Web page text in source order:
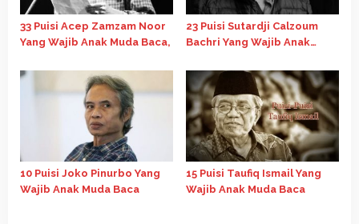
33 Puisi Acep Zamzam Noor
Yang Wajib Anak Muda Baca,
23 Puisi Sutardji Calzoum
Bachri Yang Wajib Anak
Membaca!
10 Puisi Joko Pinurbo Yang
Wajib Anak Muda Baca
15 Puisi Taufiq Ismail Yang
Wajib Anak Muda Baca